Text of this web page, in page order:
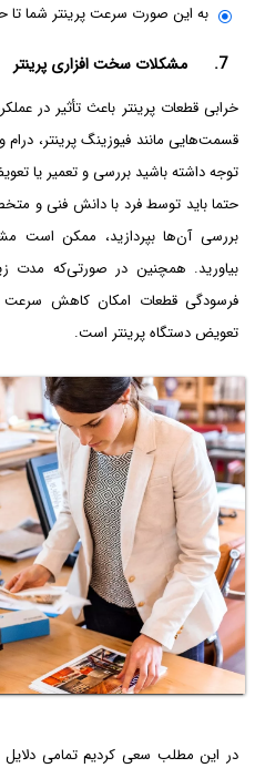
به این صورت سرعت پرینتر شما تا
7. مشکلات سخت افزاری پرینتر
خرابی قطعات پرینتر باعث تأثیر در
قسمت‌هایی مانند فیوزینگ پرینتر،
توجه داشته باشید بررسی و تعمیر یا
حتما باید توسط فرد با دانش فنی و
بررسی آن‌ها بپردازید، ممکن است
بیاورید. همچنین در صورتی‌که مدت
فرسودگی قطعات امکان کاهش سرعت
تعویض دستگاه پرینتر است.
در این مطلب سعی کردیم تمامی دلایل